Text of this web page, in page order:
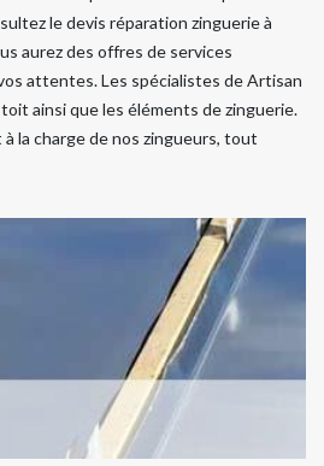
le devis réparation zinguerie à
aurez des offres de services
attentes. Les spécialistes de Artisan
ainsi que les éléments de zinguerie.
la charge de nos zingueurs, tout